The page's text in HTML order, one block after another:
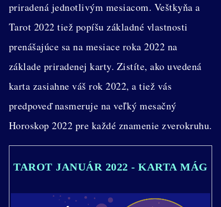
priradená jednotlivým mesiacom. Veštkyňa a
Tarot 2022 tiež popíšu základné vlastnosti
prenášajúce sa na mesiace roka 2022 na
základe priradenej karty. Zistíte, ako uvedená
karta zasiahne váš rok 2022, a tiež vás
predpoveď nasmeruje na veľký mesačný
Horoskop 2022 pre každé znamenie zverokruhu.
TAROT JANUÁR 2022 - KARTA MÁG